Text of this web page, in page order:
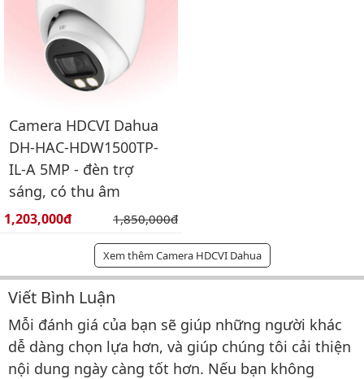
Camera HDCVI Dahua
DH-HAC-HDW1500TP-
IL-A 5MP - đèn trợ
sáng, có thu âm
Giá bán:
1,203,000đ Giá gốc:
1,850,000đ
Xem thêm Camera HDCVI Dahua
Bình luận & Đánh giá
Viết Bình Luận
Mỗi đánh giá của bạn sẽ giúp những người khác
dễ dàng chọn lựa hơn, và giúp chúng tôi cải thiện
nội dung ngày càng tốt hơn. Nếu bạn không